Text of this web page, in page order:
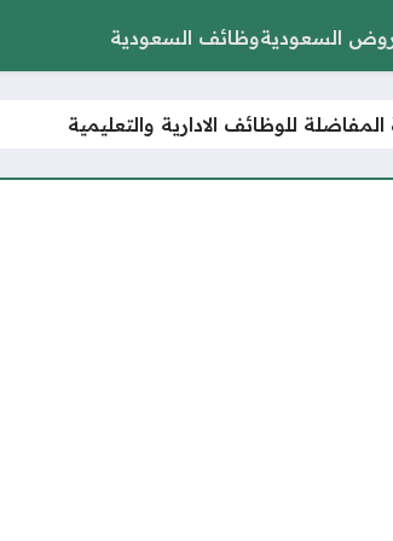
السعوديةوظائف السعودية
للوظائف الادارية والتعليمية